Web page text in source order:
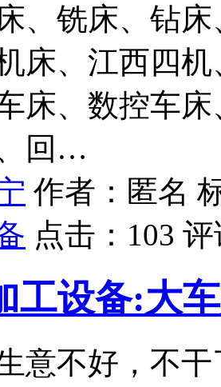
、铣床、钻
床、江西四
床、数控车
回…
作者：匿名
点击： 103 评
工设备:大
意不好，不